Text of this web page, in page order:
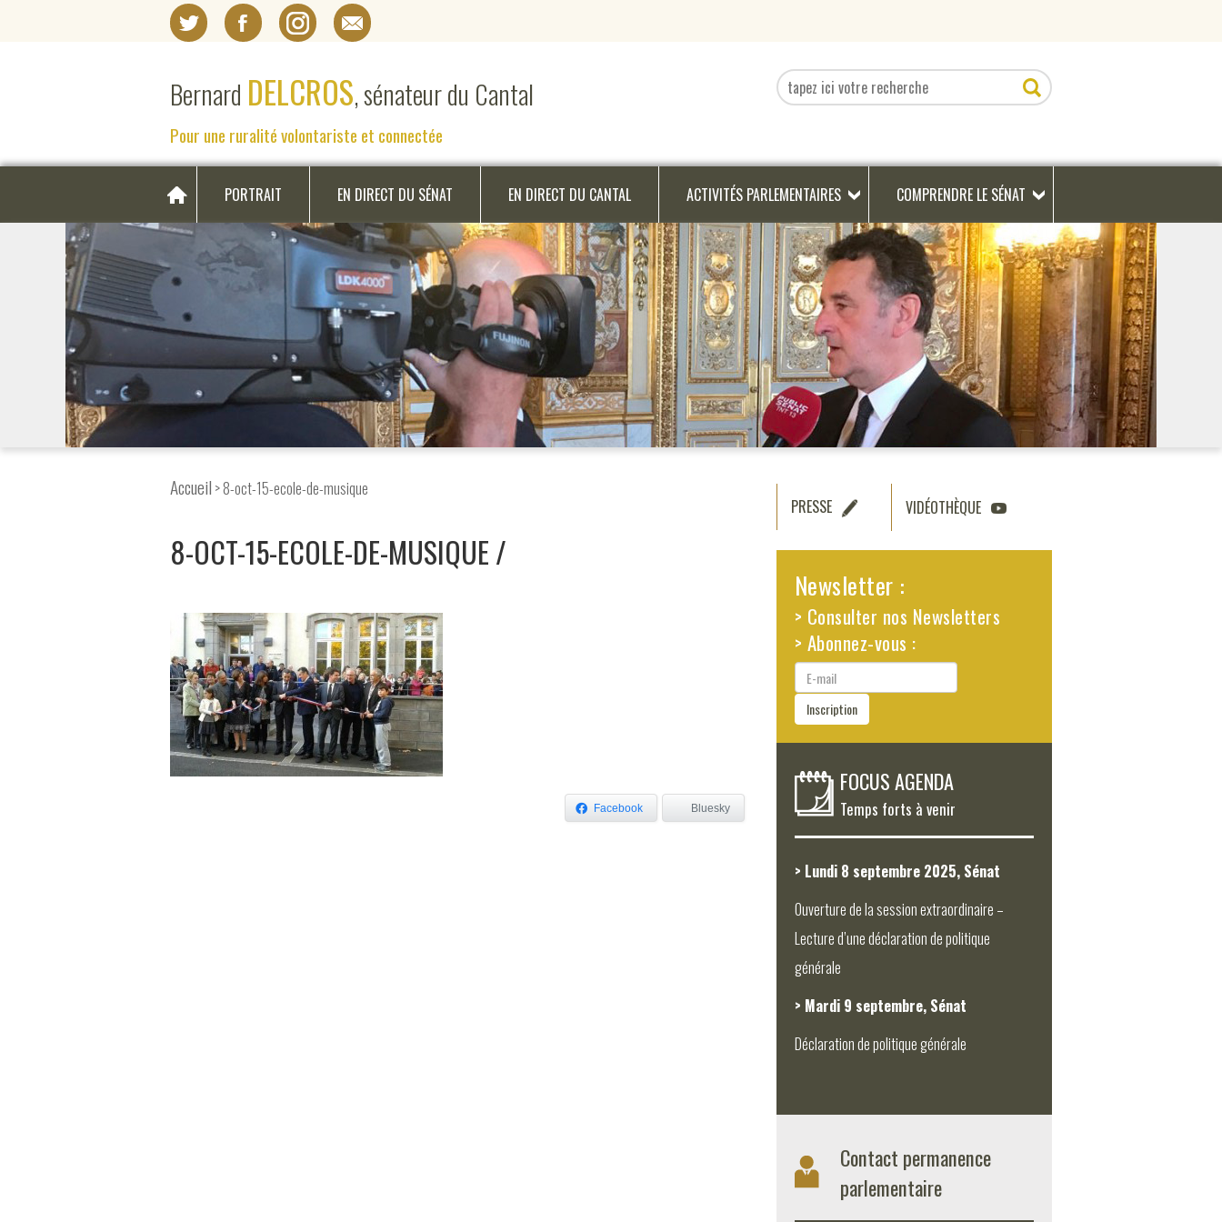
Bernard DELCROS, sénateur du Cantal
Pour une ruralité volontariste et connectée
PORTRAIT EN DIRECT DU SÉNAT EN DIRECT DU CANTAL ACTIVITÉS PARLEMENTAIRES COMPRENDRE LE SÉNAT
Accueil > 8-oct-15-ecole-de-musique
8-OCT-15-ECOLE-DE-MUSIQUE
Facebook Bluesky
PRESSE VIDÉOTHÈQUE
Newsletter :
> Consulter nos Newsletters
> Abonnez-vous :
E-
mail
Inscription
FOCUS AGENDA
Temps forts à venir
> Lundi 8 septembre 2025, Sénat
Ouverture de la session extraordinaire –
Lecture d’une déclaration de politique
générale
> Mardi 9 septembre, Sénat
Déclaration de politique générale
Contact permanence
parlementaire